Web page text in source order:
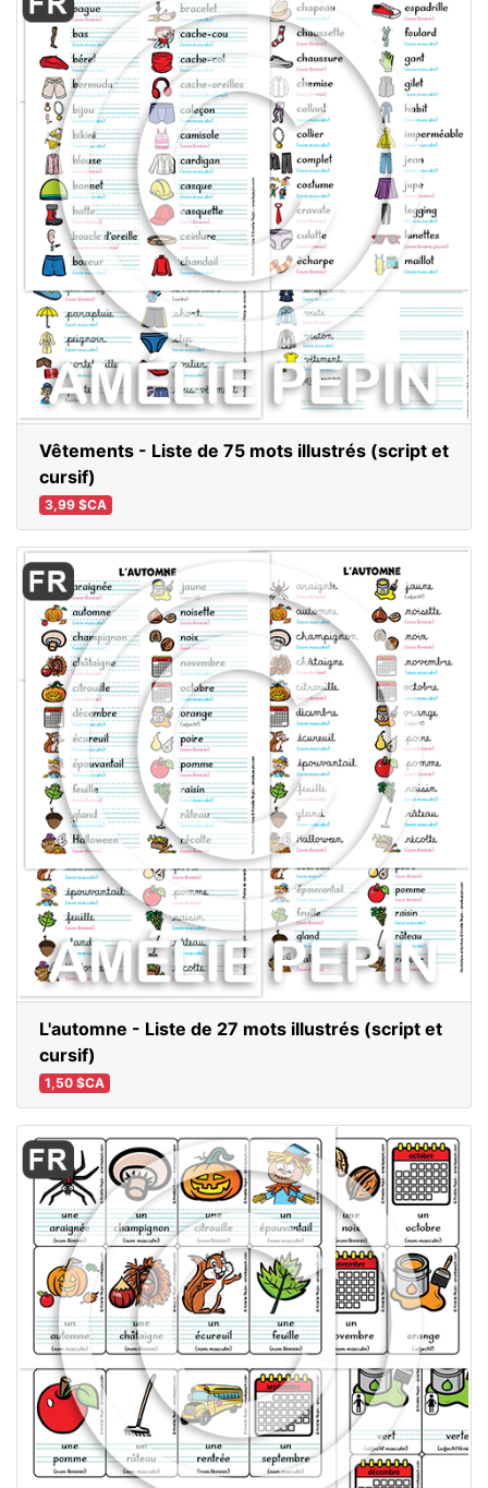
Vêtements - Liste de 75 mots illustrés (script et
cursif)
3,99 $CA
L'automne - Liste de 27 mots illustrés (script et
cursif)
1,50 $CA